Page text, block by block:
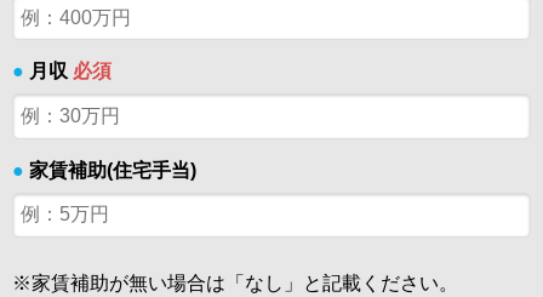
● 月収 必須
● 家賃補助(住宅手当)
※家賃補助が無い場合は「なし」と記載ください。